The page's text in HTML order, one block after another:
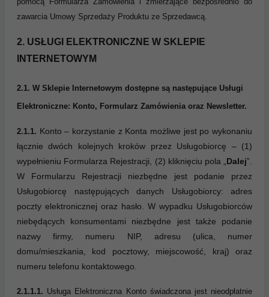
zawarcia Umowy Sprzedaży Produktu ze Sprzedawcą.
2. USŁUGI ELEKTRONICZNE W SKLEPIE
INTERNETOWYM
2.1. W Sklepie Internetowym dostępne są następujące Usługi
Elektroniczne: Konto, Formularz Zamówienia oraz Newsletter.
2.1.1. Konto – korzystanie z Konta możliwe jest po wykonaniu
łącznie dwóch kolejnych kroków przez Usługobiorcę – (1)
wypełnieniu Formularza Rejestracji, (2) kliknięciu pola „Dalej”.
W Formularzu Rejestracji niezbędne jest podanie przez
Usługobiorcę następujących danych Usługobiorcy: adres
poczty elektronicznej oraz hasło. W wypadku Usługobiorców
niebędących konsumentami niezbędne jest także podanie
nazwy firmy, numeru NIP, adresu (ulica, numer
domu/mieszkania, kod pocztowy, miejscowość, kraj) oraz
numeru telefonu kontaktowego.
2.1.1.1. Usługa Elektroniczna Konto świadczona jest nieodpłatnie